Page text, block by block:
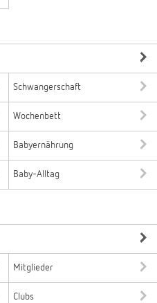
Schwangerschaft
Wochenbett
Babyernährung
Baby-Alltag
Mitglieder
Clubs